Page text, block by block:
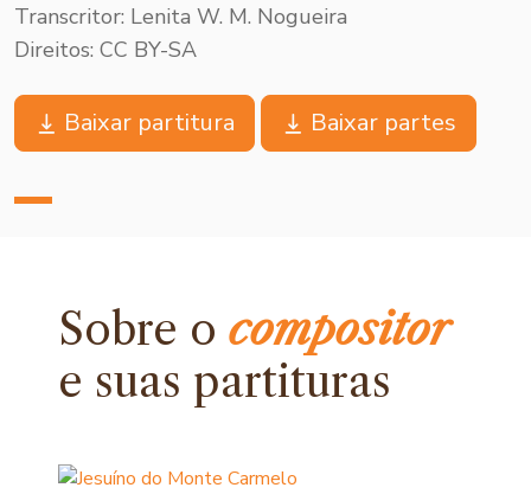
Transcritor: Lenita W. M. Nogueira
Direitos: CC BY-SA
Baixar partitura Baixar partes
Sobre ocompositor
e suas partituras